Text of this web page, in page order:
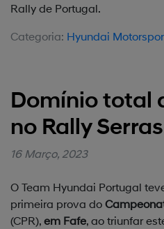
Rally de Portugal.
Categoria: Hyundai
Domínio total
no Rally
16 Março, 2023
O Team Hyundai Portugal
primeira prova do
(CPR), em Fafe, ao triunfar